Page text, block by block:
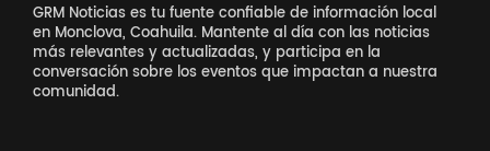
GRM Noticias es tu fuente confiable de información local
en Monclova, Coahuila. Mantente al día con las noticias
más relevantes y actualizadas, y participa en la
conversación sobre los eventos que impactan a nuestra
comunidad.